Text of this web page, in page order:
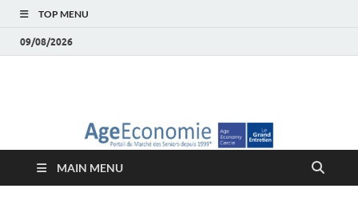
TOP MENU
09/08/2026
économie – Marché
des Seniors
MAIN MENU